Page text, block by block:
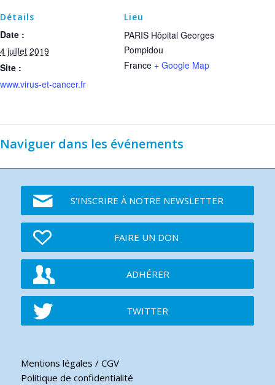
Détails
Date :
4 juillet 2019
Site :
www.virus-et-cancer.fr
Lieu
PARIS Hôpital Georges
Pompidou
France + Google Map
Naviguer dans les événements
S'INSCRIRE À NOTRE NEWSLETTER
FAIRE UN DON
ADHÉRER
TWITTER
Mentions légales / CGV
Politique de confidentialité